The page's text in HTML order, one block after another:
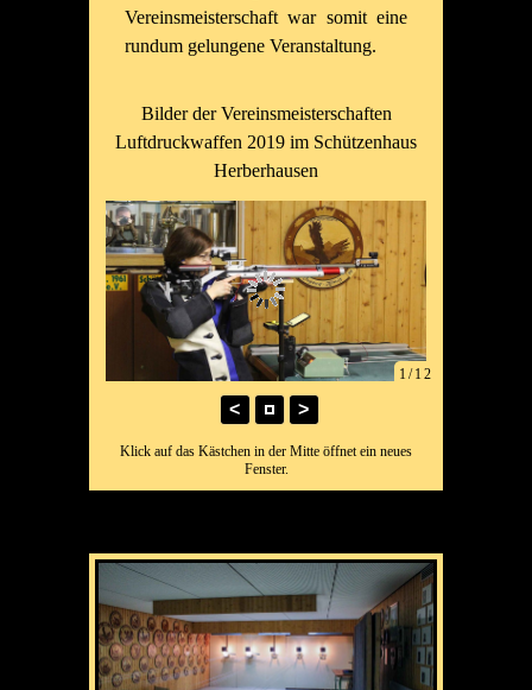
Vereinsmeisterschaft war somit eine
rundum gelungene Veranstaltung.
Bilder der Vereinsmeisterschaften
Luftdruckwaffen 2019 im Schützenhaus
Herberhausen
1/12
< >
Klick auf das Kästchen in der Mitte öffnet ein neues
Fenster.